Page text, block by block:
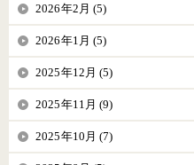
2026年2月 (5)
2026年1月 (5)
2025年12月 (5)
2025年11月 (9)
2025年10月 (7)